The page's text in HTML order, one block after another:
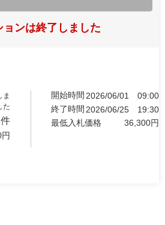
ョンは終了しました
ま
た
件
円
開始時間 2026/06/01
09:00
終了時間 2026/06/25
19:30
最低入札価格
36,300円